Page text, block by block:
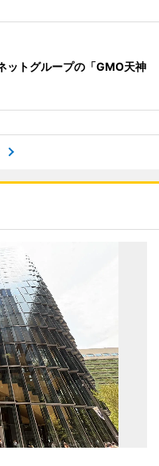
ットグループの「GMO天神